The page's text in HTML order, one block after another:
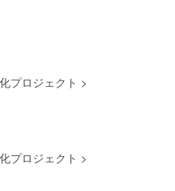
プロジェクト >
プロジェクト >